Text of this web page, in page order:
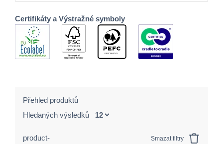
Certifikáty a Výstražné symboly
Přehled produktů
Hledaných výsledků
product-
Smazat filtry